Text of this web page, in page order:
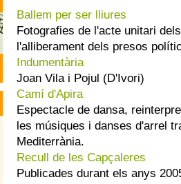
Ballem per ser lliures
Fotografies de l'acte unitari
l'alliberament dels presos
Indumentària
Joan Vila i Pojul (D'Ivori)
Camí d'Apira
Espectacle de dansa,
les músiques i danses d'arrel
Mediterrània.
Recull de les Capçaleres
Publicades durant els anys